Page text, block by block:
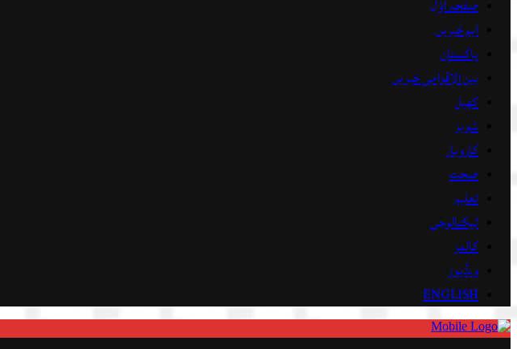
صفحہ اوّل
اہم خبریں
پاکستان
بین الاقوامی خبریں
کھیل
شوبز
کاروبار
صحت
تعلیم
ٹیکنالوجی
کالمز
ویڈیوز
ENGLISH